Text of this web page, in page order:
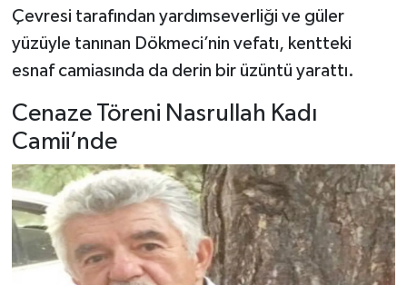
Çevresi tarafından yardımseverliği ve güler
yüzüyle tanınan Dökmeci’nin vefatı, kentteki
esnaf camiasında da derin bir üzüntü yarattı.
Cenaze Töreni Nasrullah Kadı
Camii’nde
Teknoloji Haberleri
Dünya Haberleri
Yerel Haberler
Haber Arşivi